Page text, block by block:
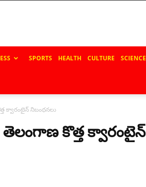
SPORTS HEALTH CULTURE SCIENCE
క్వారంటైన్‌ నిబంధనలు
కొత్త క్వారంటైన్‌